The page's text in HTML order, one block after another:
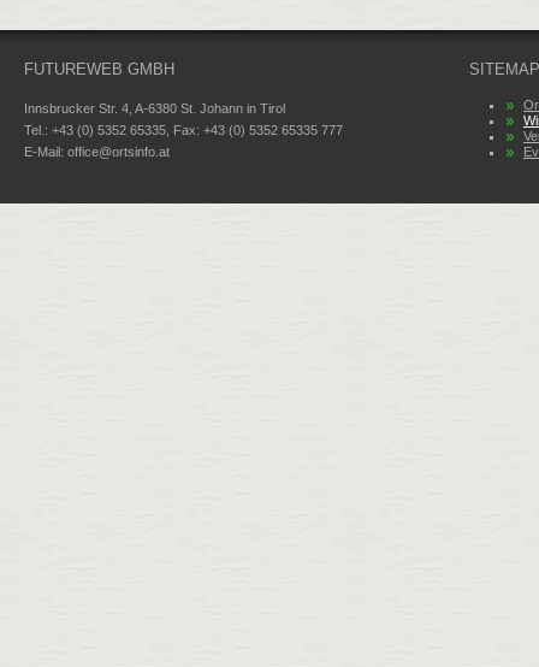
FUTUREWEB GMBH
Innsbrucker Str. 4, A-6380 St. Johann in Tirol
Tel.: +43 (0) 5352 65335, Fax: +43 (0) 5352 65335 777
E-Mail: office@ortsinfo.at
SITEMAP